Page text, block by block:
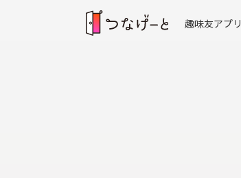
趣味友アプリ